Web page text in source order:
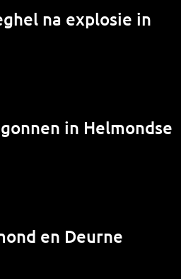
na explosie in
in Helmondse
en Deurne